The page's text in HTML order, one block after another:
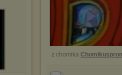
z chomika